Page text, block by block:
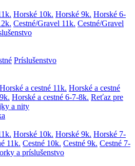
Horské 10k. Horské 9k. Horské 6-
Cestné/Gravel 11k. Cestné/Gravel
Príslušenstvo
Horské a cestné 11k. Horské a cestné
Horské a cestné 6-7-8k. Reťaz pre
a nity
Horské 10k. Horské 9k. Horské 7-
11k. Cestné 10k. Cestné 9k. Cestné 7-
a príslušenstvo